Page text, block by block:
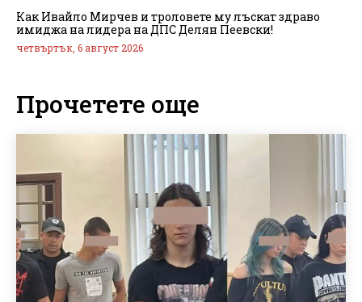
Как Ивайло Мирчев и троловете му лъскат здраво
имиджа на лидера на ДПС Делян Пеевски!
четвъртък, 6 август 2026
Прочетете още